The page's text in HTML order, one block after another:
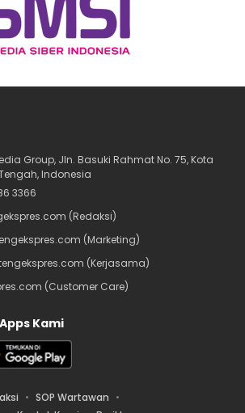
Group, Jln. Basuki Rahmat No. 75, Kota
Indonesia
3366
(Redaksi)
(Marketing)
(Kerjasama)
(Customer Care)
Kami
SOP Wartawan